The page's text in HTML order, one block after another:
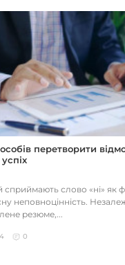
перетворити
сприймають слово «ні» як
неповноцінність.
резюме,...
0